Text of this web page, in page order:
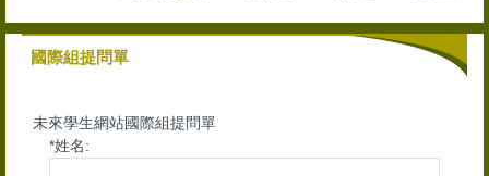
國際組提問單
未來學生網站國際組提問單
*姓名: